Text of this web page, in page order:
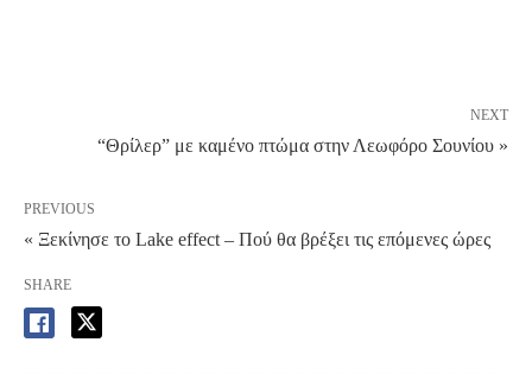
NEXT
“Θρίλερ” με καμένο πτώμα στην Λεωφόρο Σουνίου »
PREVIOUS
« Ξεκίνησε το Lake effect – Πού θα βρέξει τις επόμενες ώρες
SHARE